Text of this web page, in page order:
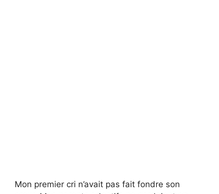
Mon premier cri n’avait pas fait fondre son